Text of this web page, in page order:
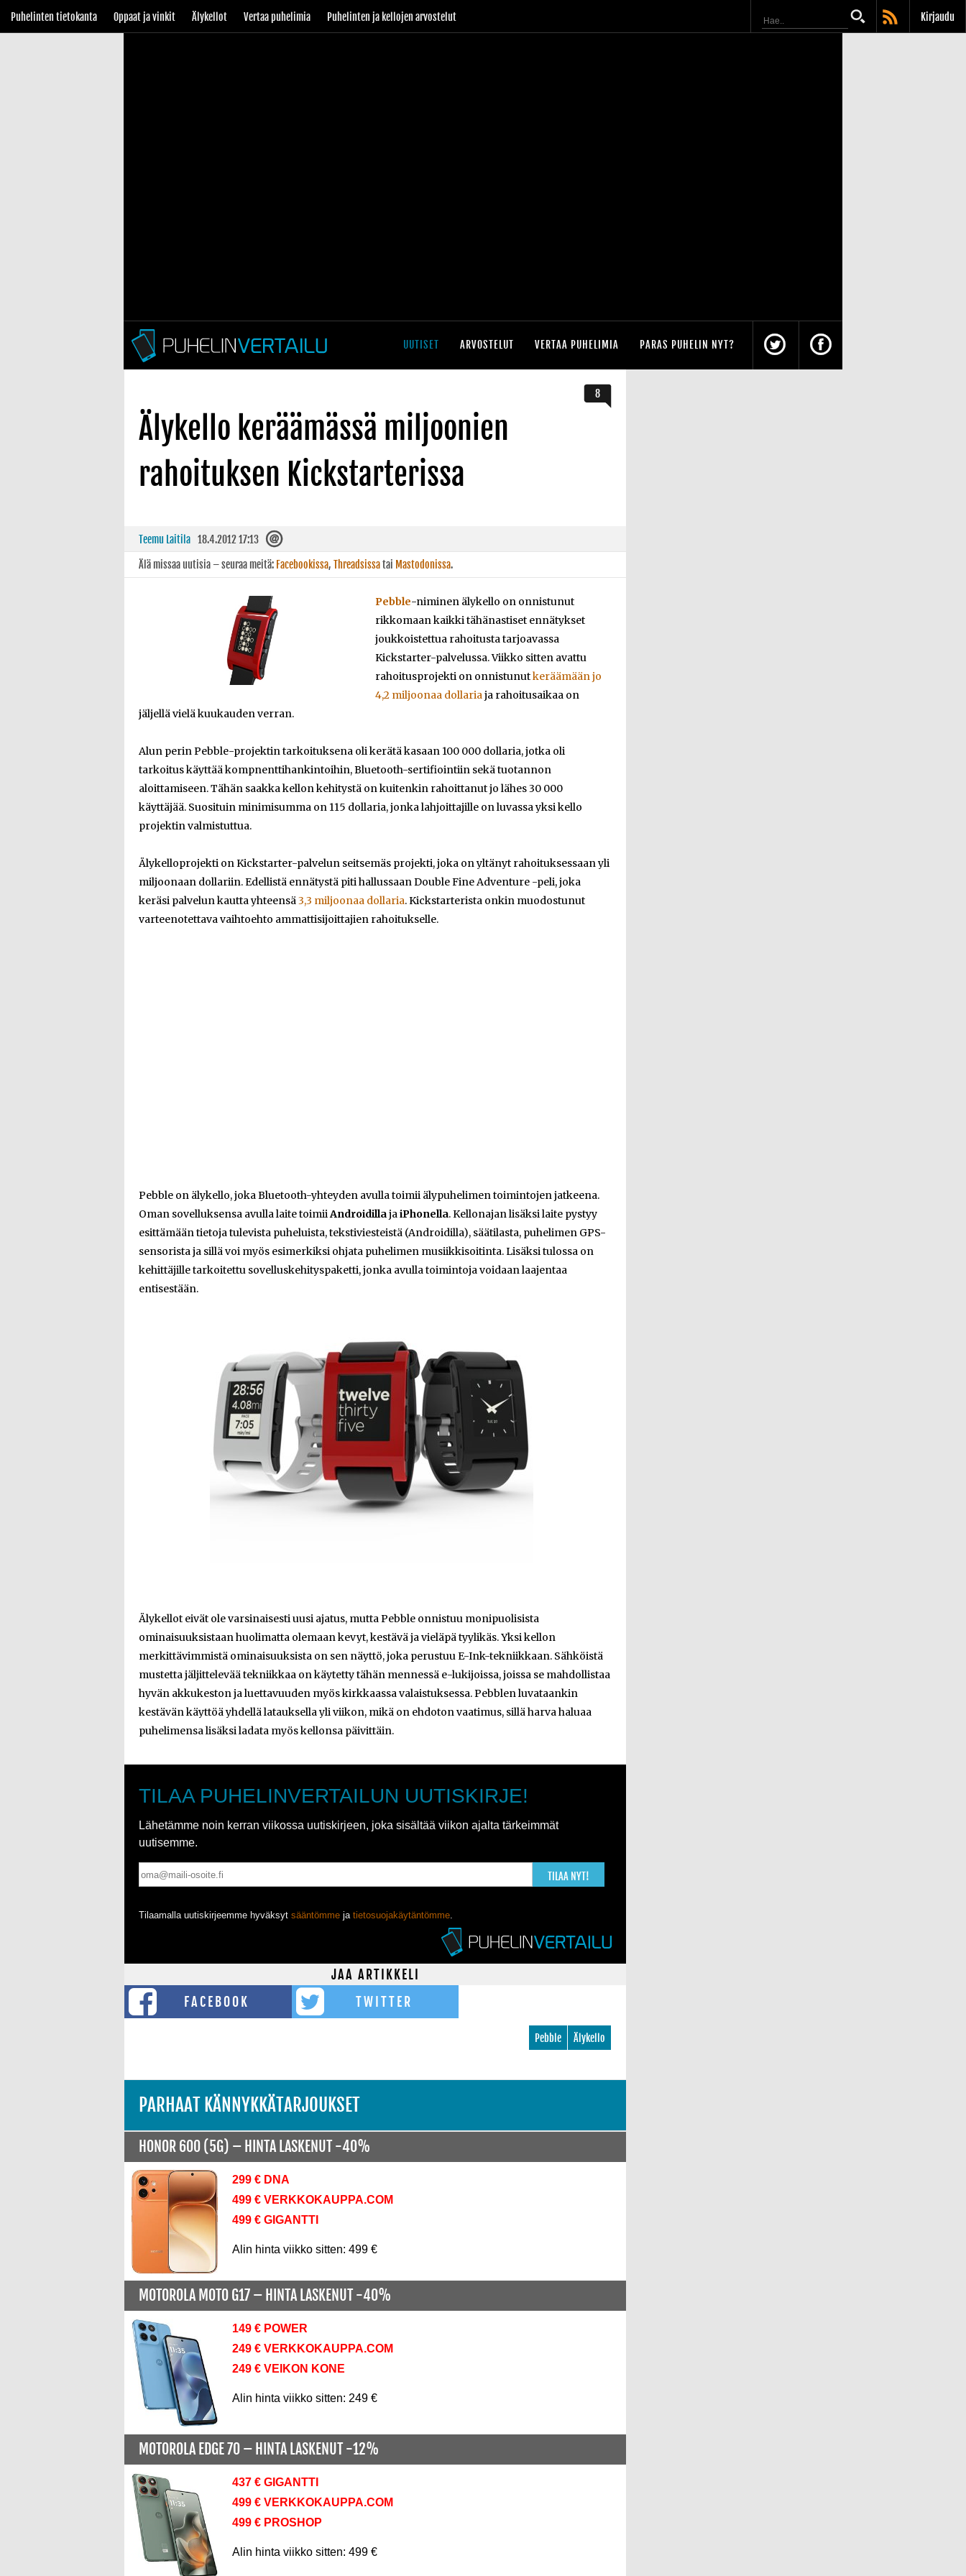
Puhelinten tietokanta Oppaat ja vinkit Älykellot Vertaa puhelimia Puhelinten ja kellojen arvostelut Kirjaudu
UUTISET ARVOSTELUT VERTAA PUHELIMIA PARAS PUHELIN NYT?
Älykello keräämässä miljoonien
rahoituksen Kickstarterissa
8
Teemu Laitila 18.4.2012 17:13
Älä missaa uutisia – seuraa meitä: Facebookissa, Threadsissatai Mastodonissa.
Pebble-niminen älykello on onnistunut
rikkomaan kaikki tähänastiset ennätykset
joukkoistettua rahoitusta tarjoavassa
Kickstarter-palvelussa. Viikko sitten avattu
rahoitusprojekti on onnistunutkeräämään jo
4,2 miljoonaa dollariaja rahoitusaikaa on
jäljellä vielä kuukauden verran.
Alun perin Pebble-projektin tarkoituksena oli kerätä kasaan 100 000 dollaria, jotka oli
tarkoitus käyttää kompnenttihankintoihin, Bluetooth-sertifiointiin sekä tuotannon
aloittamiseen. Tähän saakka kellon kehitystä on kuitenkin rahoittanut jo lähes 30 000
käyttäjää. Suosituin minimisumma on 115 dollaria, jonka lahjoittajille on luvassa yksi kello
projektin valmistuttua.
Älykelloprojekti on Kickstarter-palvelun seitsemäs projekti, joka on yltänyt rahoituksessaan yli
miljoonaan dollariin. Edellistä ennätystä piti hallussaan Double Fine Adventure -peli, joka
keräsi palvelun kautta yhteensä3,3 miljoonaa dollaria. Kickstarterista onkin muodostunut
varteenotettava vaihtoehto ammattisijoittajien rahoitukselle.
Pebble on älykello, joka Bluetooth-yhteyden avulla toimii älypuhelimen toimintojen jatkeena.
Oman sovelluksensa avulla laite toimiiAndroidillajaiPhonella. Kellonajan lisäksi laite pystyy
esittämään tietoja tulevista puheluista, tekstiviesteistä (Androidilla), säätilasta, puhelimen GPS-
sensorista ja sillä voi myös esimerkiksi ohjata puhelimen musiikkisoitinta. Lisäksi tulossa on
kehittäjille tarkoitettu sovelluskehityspaketti, jonka avulla toimintoja voidaan laajentaa
entisestään.
Älykellot eivät ole varsinaisesti uusi ajatus, mutta Pebble onnistuu monipuolisista
ominaisuuksistaan huolimatta olemaan kevyt, kestävä ja vieläpä tyylikäs. Yksi kellon
merkittävimmistä ominaisuuksista on sen näyttö, joka perustuu E-Ink-tekniikkaan. Sähköistä
mustetta jäljittelevää tekniikkaa on käytetty tähän mennessä e-lukijoissa, joissa se mahdollistaa
hyvän akkukeston ja luettavuuden myös kirkkaassa valaistuksessa. Pebblen luvataankin
kestävän käyttöä yhdellä latauksella yli viikon, mikä on ehdoton vaatimus, sillä harva haluaa
puhelimensa lisäksi ladata myös kellonsa päivittäin.
TILAA PUHELINVERTAILUN UUTISKIRJE!
Lähetämme noin kerran viikossa uutiskirjeen, joka sisältää viikon ajalta tärkeimmät
uutisemme.
TILAA NYT!
Tilaamalla uutiskirjeemme hyväksyt sääntömme ja tietosuojakäytäntömme.
JAA ARTIKKELI
FACEBOOK
TWITTER
Älykello
Pebble
PARHAAT KÄNNYKKÄTARJOUKSET
HONOR 600 (5G) – HINTA LASKENUT -40%
299 € DNA
499 € VERKKOKAUPPA.COM
499 € GIGANTTI
Alin hinta viikko sitten: 499 €
MOTOROLA MOTO G17 – HINTA LASKENUT -40%
149 € POWER
249 € VERKKOKAUPPA.COM
249 € VEIKON KONE
Alin hinta viikko sitten: 249 €
MOTOROLA EDGE 70 – HINTA LASKENUT -12%
437 € GIGANTTI
499 € VERKKOKAUPPA.COM
499 € PROSHOP
Alin hinta viikko sitten: 499 €